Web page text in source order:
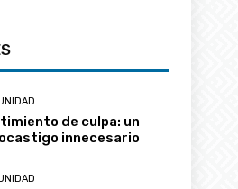
de culpa: un
innecesario